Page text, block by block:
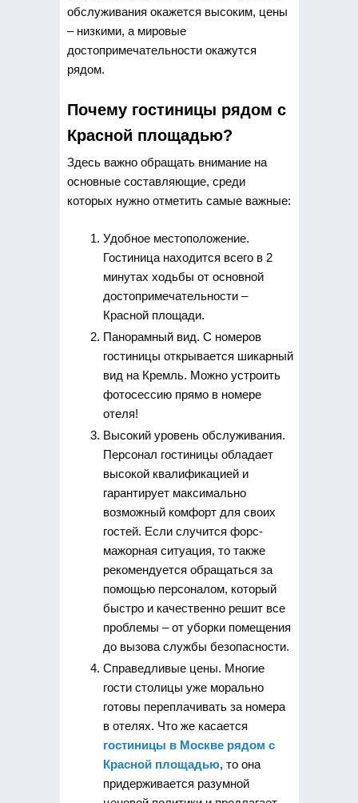
обслуживания окажется высоким, цены
– низкими, а мировые
достопримечательности окажутся
рядом.
Почему гостиницы рядом с
Красной площадью?
Здесь важно обращать внимание на
основные составляющие, среди
которых нужно отметить самые важные:
Удобное местоположение.
Гостиница находится всего в 2
минутах ходьбы от основной
достопримечательности –
Красной площади.
Панорамный вид. С номеров
гостиницы открывается шикарный
вид на Кремль. Можно устроить
фотосессию прямо в номере
отеля!
Высокий уровень обслуживания.
Персонал гостиницы обладает
высокой квалификацией и
гарантирует максимально
возможный комфорт для своих
гостей. Если случится форс-
мажорная ситуация, то также
рекомендуется обращаться за
помощью персоналом, который
быстро и качественно решит все
проблемы – от уборки помещения
до вызова службы безопасности.
Справедливые цены. Многие
гости столицы уже морально
готовы переплачивать за номера
в отелях. Что же касается
гостиницы в Москве рядом с
Красной площадью, то она
придерживается разумной